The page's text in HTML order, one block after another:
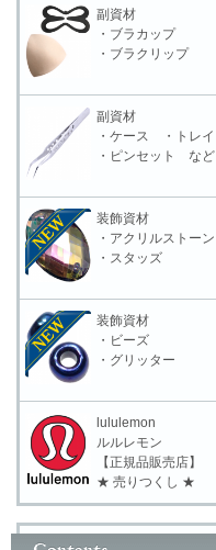
副資材
・ブラカップ
・ブラクリップ
副資材
・ケース ・トレイ
・ピンセット など
装飾資材
・アクリルストーン
・スタッズ
装飾資材
・ビーズ
・グリッター
lululemon
ルルレモン
【正規品販売店】
★ 売りつくし ★